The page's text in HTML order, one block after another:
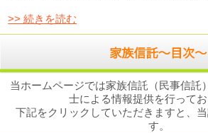
>> 続きを読む
当ホームページでは家族信託（民事信託
士による情報提供を行ってお
下記をクリックしていただきますと、
す。